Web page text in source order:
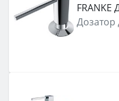
Дозатор